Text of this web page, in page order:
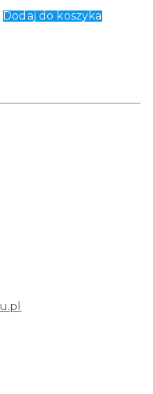
Dodaj do koszyka